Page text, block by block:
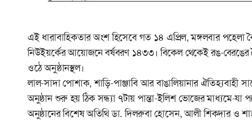
এই ধারাবাহিকতার অংশ হিসেবে গত ১৪ এপ্রিল, মঙ্গলবার পহেলা
নিউইয়র্কের আয়োজনে বর্ষবরণ ১৪৩৩। বিকেল থেকেই রঙ-বেরঙের
ওঠে অনুষ্ঠানস্থল।
লাল-সাদা পোশাক, শাড়ি-পাঞ্জাবি আর বাঙালিয়ানার ঐতিহ্যবাহী
অনুষ্ঠান শুরু হয় ঠিক সন্ধ্যা ৭টায় পান্তা-ইলিশ ভোজের মাধ্যমে-
অনুষ্ঠানের বিশেষ অতিথি ডা. দিলরুবা হোসেন, আলী শিকদার ও